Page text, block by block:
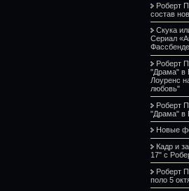
Роберт
состав
Скука
Сериал
Роберт
"Драма" в
Лоуренс
любовь"
Роберт
"Драма" в
Новые
Кадр и
17" с
Роберт
поло 5